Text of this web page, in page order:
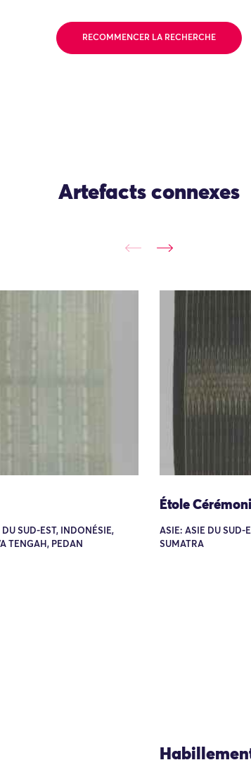
RECOMMENCER LA RECHERCHE
Artefacts connexes
DU SUD-EST, INDONÉSIE,
TENGAH, PEDAN
Étole
ASIE: ASIE DU SUD-
SUMATRA